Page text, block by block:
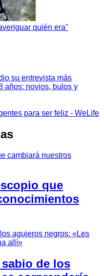
quién era"
su entrevista más
años: novios, bulos y
para ser feliz - WeLife
que
de los